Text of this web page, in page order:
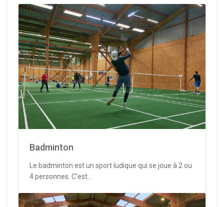
Badminton
Le badminton est un sport ludique qui se joue à 2 ou
4 personnes. C'est...